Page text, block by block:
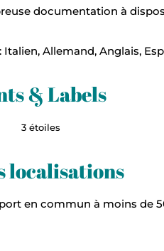
documentation à
Italien, Allemand, Anglais,
& Labels
3 étoiles
localisations
en commun à moins de